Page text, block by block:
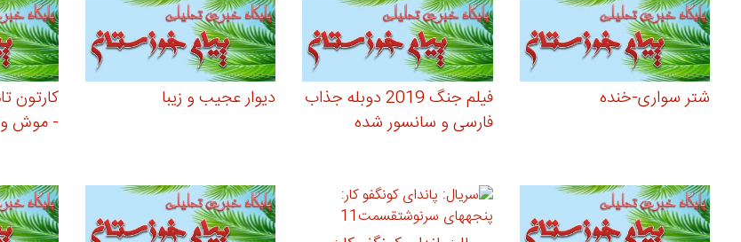
شتر سواری-خنده
فیلم جنگ 2019 دوبله جذاب
فارسی و سانسور شده
دیوار عجیب و زیبا
- موش و